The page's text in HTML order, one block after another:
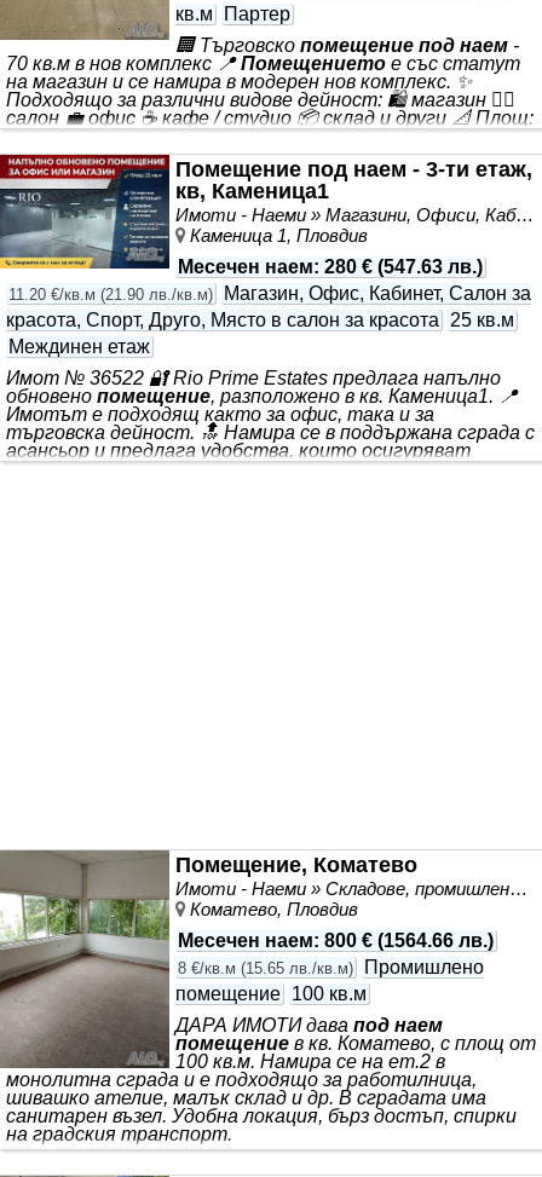
кв.м
Партер
🏢 Търговско помещение под наем -
70 кв.м в нов комплекс 📍Помещението е със статут
на магазин и се намира в модерен нов комплекс. ✨
Подходящо за различни видове дейност: 🛍️ магазин 💇‍♂️
салон 💼 офис ☕ кафе / студио 📦 склад и други 📐 Площ:
70 кв.м 💶Наем: 600 € ✅ Светло и функционално
помещение✅ Подходящо за развиване на бизнес ✅
Отлична възможност за нов или разширяващ се бизнес
📞 За повече информация и оглед - лично съобщение или
обаждане.
Помещение под наем - 3-ти етаж,
кв, Каменица1
Имоти - Наеми » Магазини, Офиси, Кабинети, Салони
Каменица 1, Пловдив
Месечен наем: 280 € (547.63 лв.)
11.20 €/кв.м (21.90 лв./кв.м)
Магазин, Офис, Кабинет, Салон за
красота, Спорт, Друго, Място в салон за красота
25 кв.м
Междинен етаж
Имот № 36522 🔐 Rio Prime Estates предлага напълно
обновено помещение, разположено в кв. Каменица1. 📍
Имотът е подходящ както за офис, така и за
търговска дейност. 🔝 Намира се в поддържана сграда с
асансьор и предлага удобства, които осигуряват
комфортна работна среда. 📐 Площ: 25 кв.м ❄️
Помещение, Коматево
Имоти - Наеми » Складове, промишлени и стопански имоти под наем
Коматево, Пловдив
Месечен наем: 800 € (1564.66 лв.)
8 €/кв.м (15.65 лв./кв.м)
Промишлено
помещение 100 кв.м
ДАРА ИМОТИ дава под наем
помещение в кв. Коматево, с площ от
100 кв.м. Намира се на ет.2 в
монолитна сграда и е подходящо за работилница,
шивашко ателие, малък склад и др. В сградата има
санитарен възел. Удобна локация, бърз достъп, спирки
на градския транспорт.